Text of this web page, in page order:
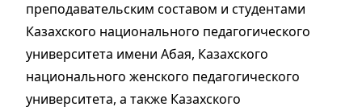
преподавательским составом и студентами
Казахского национального педагогического
университета имени Абая, Казахского
национального женского педагогического
университета, а также Казахского